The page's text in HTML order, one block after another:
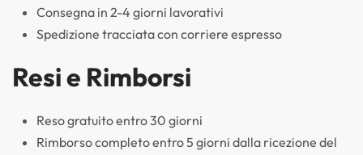
Consegna in 2-4 giorni lavorativi
Spedizione tracciata con corriere espresso
Resi e Rimborsi
Reso gratuito entro 30 giorni
Rimborso completo entro 5 giorni dalla ricezione del